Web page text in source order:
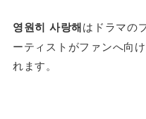
영원히 사랑해はドラマの
ーティストがファンへ向
れます。